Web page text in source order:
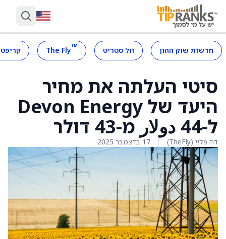
חדשות שוק ההון וול סטריט ™
The Fly
סיטי העלתה את מחיר
היעד של Devon Energy
ל-44 دولار מ-43 דולר
דה פליי (TheFly) 17 בדצמבר 2025